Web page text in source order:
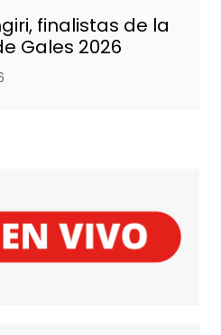
finalistas de la
Gales 2026